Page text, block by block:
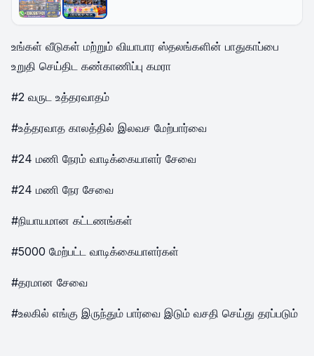
உங்கள் வீடுகள் மற்றும் வியாபார ஸ்தலங்களின் பாதுகாப்பை
உறுதி செய்திட கண்காணிப்பு கமரா
#2 வருட உத்தரவாதம்
#உத்தரவாத காலத்தில் இலவச மேற்பார்வை
#24 மணி நேரம் வாடிக்கையாளர் சேவை
#24 மணி நேர சேவை
#நியாயமான கட்டணங்கள்
#5000 மேற்பட்ட வாடிக்கையாளர்கள்
#தரமான சேவை
#உலகில் எங்கு இருந்தும் பார்வை இடும் வசதி செய்து தரப்படும்